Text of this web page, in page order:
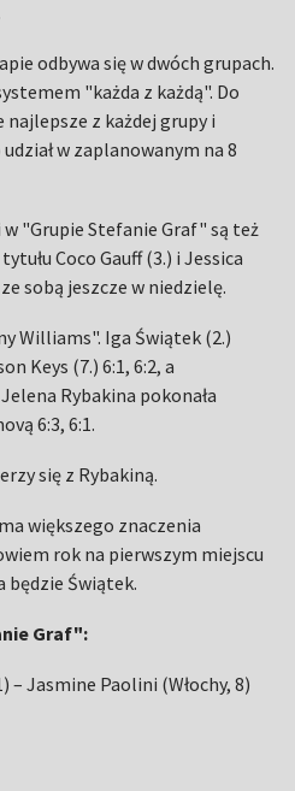
odbywa się w dwóch grupach.
"każda z każdą". Do
najlepsze z każdej grupy i
w zaplanowanym na 8
"Grupie Stefanie Graf" są też
Coco Gauff (3.) i Jessica
sobą jeszcze w niedzielę.
Williams". Iga Świątek (2.)
Keys (7.) 6:1, 6:2, a
Rybakina pokonała
6:3, 6:1.
się z Rybakiną.
większego znaczenia
rok na pierwszym miejscu
będzie Świątek.
Graf":
– Jasmine Paolini (Włochy, 8)